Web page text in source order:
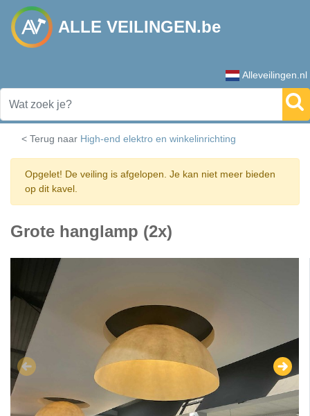
ALLE VEILINGEN.be
Alleveilingen.nl
< Terug naar High-end elektro en winkelinrichting
Opgelet! De veiling is afgelopen. Je kan niet meer bieden
op dit kavel.
Grote hanglamp (2x)